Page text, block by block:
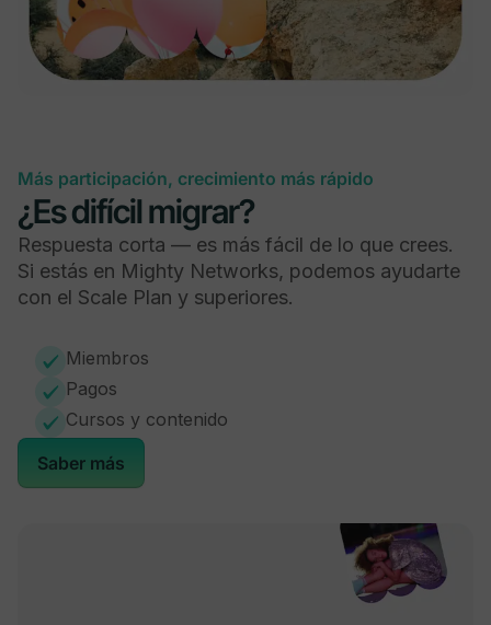
Agrega tu logo, colores y banners de marca
Tus propias Apps de la marca
- -
Comunidad
Grupos y cohortes privados
Más participación, crecimiento más rápido
¿Es difícil migrar?
Respuesta corta — es más fácil de lo que crees.
Si estás en Mighty Networks, podemos ayudarte
con el Scale Plan y superiores.
Miembros
Pagos
Cursos y contenido
Saber más